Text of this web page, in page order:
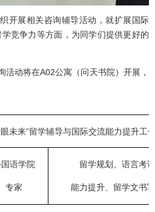
开展相关咨询辅导活动，就扩展国际
竞争力等方面，为同学们提供更好的
活动将在A02公寓（问天书院）开展，
眼未来”留学辅导与国际交流能力提升工
语学院
专家
留学规划、语言考
能力提升、留学文书